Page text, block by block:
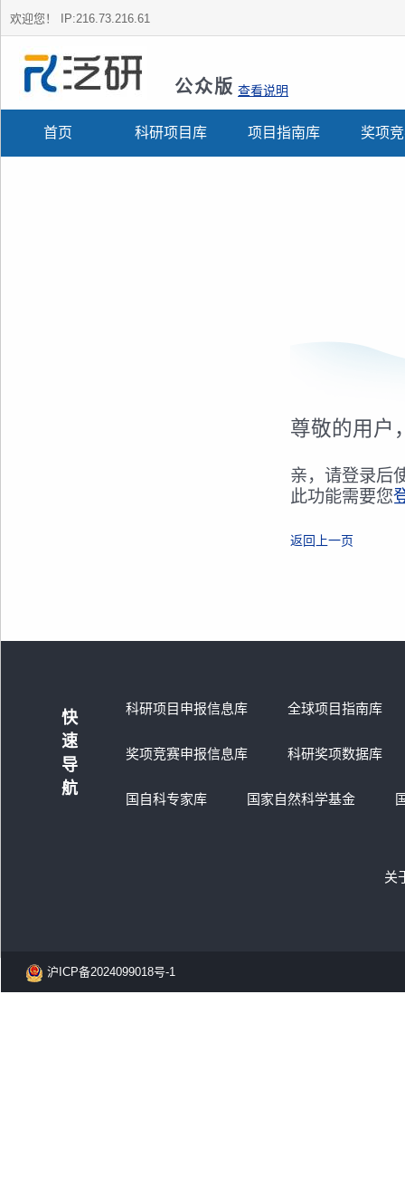
欢迎您！ IP:216.73.216.61
公众版 查看说明
首页 科研项目库 项目指南库 奖项
尊敬的用户
亲，请登录后
此功能需要您
返回上一页
快
速
导
航
科研项目申报信息库 全球项目指南库
奖项竞赛申报信息库 科研奖项数据库
国自科专家库 国家自然科学基金
关
沪ICP备2024099018号-1